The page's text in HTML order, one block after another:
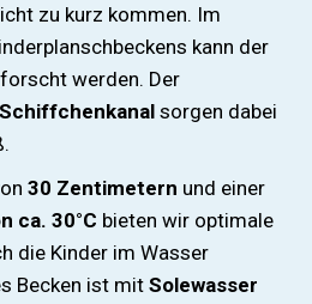
zu kurz kommen. Im
kann der
werden. Der
Schiffchenkanal sorgen dabei
30 Zentimetern und einer
ca. 30°C bieten wir optimale
die Kinder im Wasser
Becken ist mit Solewasser